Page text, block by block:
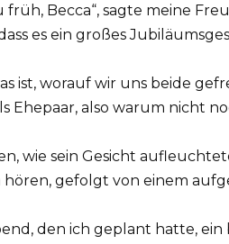
früh, Becca“, sagte meine
es ein großes
ist, worauf wir uns beide
Ehepaar, also warum nicht
wie sein Gesicht
gefolgt von einem
den ich geplant hatte, ein